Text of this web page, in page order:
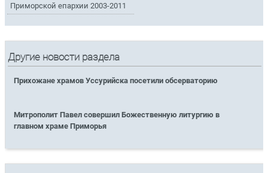
Приморской епархии 2003-2011
Другие новости раздела
Прихожане храмов Уссурийска посетили обсерваторию
Митрополит Павел совершил Божественную литургию в
главном храме Приморья